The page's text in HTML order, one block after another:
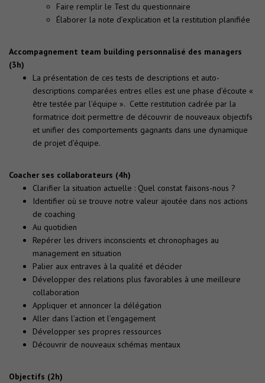
Faire remplir le Test du questionnaire
Élaborer la note d’explication et la restitution planifiée
Accompagnement team building personnalisé des managers
(3h)
La présentation de ces tests de descriptions et auto-
descriptions comparées entres elles est une phase d’écoute «
être testée par l’équipe ». Cette restitution cadrée par la
formatrice doit permettre de découvrir de nouveaux objectifs
et unifier des comportements gagnants dans une dynamique
de projet d’équipe.
Coacher ses collaborateurs (4h)
Clarifier la situation actuelle : Quel constat faisons-nous ?
Identifier où se trouve notre valeur ajoutée dans nos actions
de coaching
Au quotidien
Repérer les drivers inconscients et chronophages au
management en situation
Palier aux entraves à la qualité et décider
Développer des relations plus favorables à une meilleure
collaboration
Appliquer et annoncer la délégation
Aller dans l’action et l’engagement
Développer ses propres ressources
Découvrir de nouveaux schémas mentaux
Objectifs (2h)